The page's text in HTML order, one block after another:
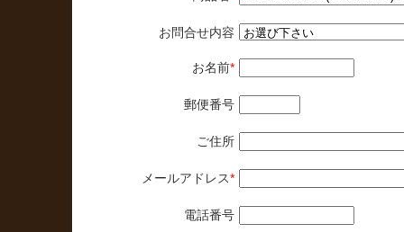
お問合せ内容
お名前*
郵便番号
ご住所
メールアドレス*
電話番号